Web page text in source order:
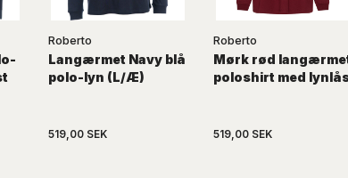
Roberto
Langærmet Navy blå
polo-lyn (L/Æ)
519,00 SEK
Roberto
Mørk rød
poloshirt med
519,00 SEK